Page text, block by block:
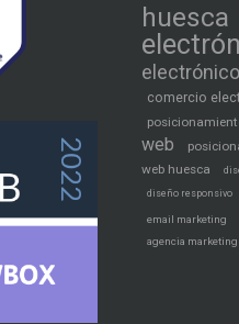
huesca
electrónico
comercio
web
web huesca
diseño responsivo
email marketing
agencia marketing